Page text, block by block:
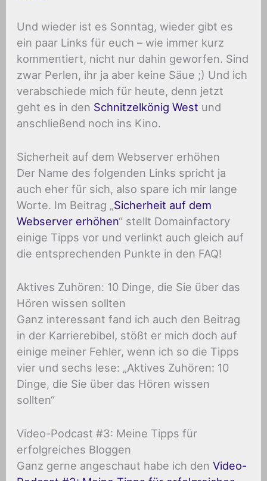
Und wieder ist es Sonntag, wieder gibt es
ein paar Links für euch – wie immer kurz
kommentiert, nicht nur dahin geworfen. Sind
zwar Perlen, ihr ja aber keine Säue ;) Und ich
verabschiede mich für heute, denn jetzt
geht es in den Schnitzelkönig West und
anschließend noch ins Kino.
Sicherheit auf dem Webserver erhöhen
Der Name des folgenden Links spricht ja
auch eher für sich, also spare ich mir lange
Worte. Im Beitrag „Sicherheit auf dem
Webserver erhöhen“ stellt Domainfactory
einige Tipps vor und verlinkt auch gleich auf
die entsprechenden Punkte in den FAQ!
Aktives Zuhören: 10 Dinge, die Sie über das
Hören wissen sollten
Ganz interessant fand ich auch den Beitrag
in der Karrierebibel, stößt er mich doch auf
einige meiner Fehler, wenn ich so die Tipps
vier und sechs lese: „Aktives Zuhören: 10
Dinge, die Sie über das Hören wissen
sollten“
Video-Podcast #3: Meine Tipps für
erfolgreiches Bloggen
Ganz gerne angeschaut habe ich denVideo-